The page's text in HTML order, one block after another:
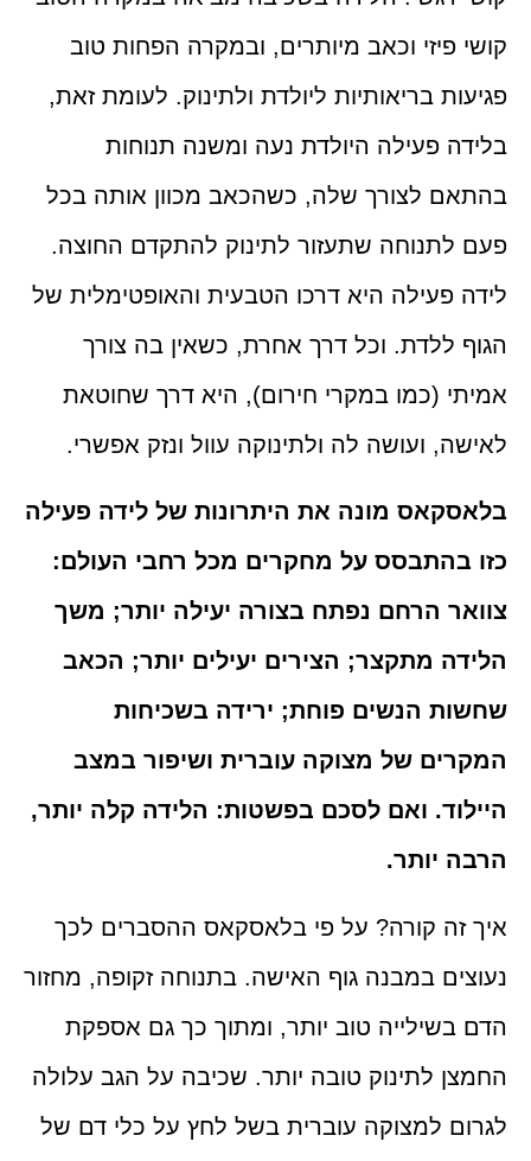
קושי פיזי וכאב מיותרים, ובמקרה הפחות טוב
פגיעות בריאותיות ליולדת ולתינוק. לעומת זאת,
בלידה פעילה היולדת נעה ומשנה תנוחות
בהתאם לצורך שלה, כשהכאב מכוון אותה בכל
פעם לתנוחה שתעזור לתינוק להתקדם החוצה.
לידה פעילה היא דרכו הטבעית והאופטימלית של
הגוף ללדת. וכל דרך אחרת, כשאין בה צורך
אמיתי (כמו במקרי חירום), היא דרך שחוטאת
לאישה, ועושה לה ולתינוקה עוול ונזק אפשרי.
בלאסקאס מונה את היתרונות של לידה פעילה
כזו בהתבסס על מחקרים מכל רחבי העולם:
צוואר הרחם נפתח בצורה יעילה יותר; משך
הלידה מתקצר; הצירים יעילים יותר; הכאב
שחשות הנשים פוחת; ירידה בשכיחות
המקרים של מצוקה עוברית ושיפור במצב
היילוד. ואם לסכם בפשטות: הלידה קלה יותר,
הרבה יותר.
איך זה קורה? על פי בלאסקאס ההסברים לכך
נעוצים במבנה גוף האישה. בתנוחה זקופה, מחזור
הדם בשילייה טוב יותר, ומתוך כך גם אספקת
החמצן לתינוק טובה יותר. שכיבה על הגב עלולה
לגרום למצוקה עוברית בשל לחץ על כלי דם של